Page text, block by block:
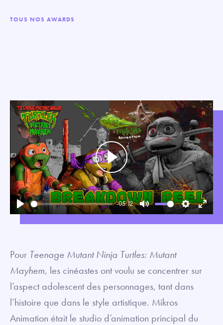
TOUS NOS AWARDS
Play
-05:12
Mute SettingsEnter
Play
Pour Teenage Mutant Ninja Turtles: Mutant
Mayhem, les cinéastes ont voulu se concentrer sur
l’aspect adolescent des personnages, tant dans
l’histoire que dans le style artistique. Mikros
Animation était le studio d’animation principal du